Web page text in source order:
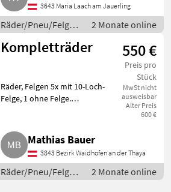
3643 Maria Laach am Jauerling
Räder/Pneu/Felgen
/ Kompletträder
2 Monate online
Kompletträder 550 €
Preis pro
Stück
MwSt nicht
ausweisbar
Alter Preis
600 €
Räder, Felgen 5x mit 10-Loch-
Felge, 1 ohne Felge.
Mathias Bauer
3843 Bezirk Waidhofen an der Thaya
Räder/Pneu/Felgen
/ Kompletträder
2 Monate online